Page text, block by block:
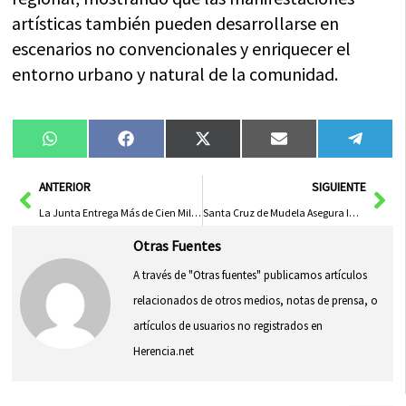
artísticas también pueden desarrollarse en
escenarios no convencionales y enriquecer el
entorno urbano y natural de la comunidad.
Compartir
en
WhatsAppCompartir
en
FacebookCompartir
en
X
(Twitter)
Compartir
en
Email
en
AntANTERIOR
La Junta Entrega Más de Cien Millones de Euros a Agricultores de Albacete por Anticipo de la PAC
SIGUIENTE
Santa Cruz de Mudela Asegura Importante Financiación con 770.000 Euros en Ayudas e Inversiones
Otras Fuentes
A través de "Otras fuentes" publicamos artículos
relacionados de otros medios, notas de prensa, o
artículos de usuarios no registrados en
Herencia.net